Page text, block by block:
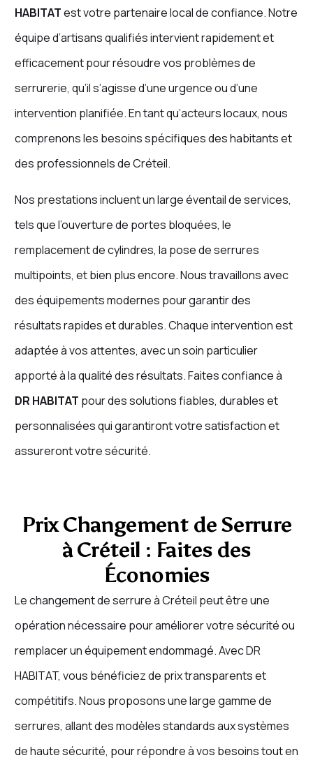
HABITATest votre partenaire local de confiance. Notre
équipe d’artisans qualifiés intervient rapidement et
efficacement pour résoudre vos problèmes de
serrurerie, qu’il s’agisse d’une urgence ou d’une
intervention planifiée. En tant qu’acteurs locaux, nous
comprenons les besoins spécifiques des habitants et
des professionnels de Créteil.
Nos prestations incluent un large éventail de services,
tels que l’ouverture de portes bloquées, le
remplacement de cylindres, la pose de serrures
multipoints, et bien plus encore. Nous travaillons avec
des équipements modernes pour garantir des
résultats rapides et durables. Chaque intervention est
adaptée à vos attentes, avec un soin particulier
apporté à la qualité des résultats. Faites confiance à
DR HABITAT pour des solutions fiables, durables et
personnalisées qui garantiront votre satisfaction et
assureront votre sécurité.
Prix Changement de Serrure
à Créteil : Faites des
Économies
Le changement de serrure à Créteil peut être une
opération nécessaire pour améliorer votre sécurité ou
remplacer un équipement endommagé. Avec DR
HABITAT, vous bénéficiez de prix transparents et
compétitifs. Nous proposons une large gamme de
serrures, allant des modèles standards aux systèmes
de haute sécurité, pour répondre à vos besoins tout en